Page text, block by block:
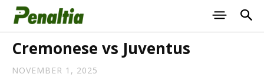
Cremonese vs Juventus
NOVEMBER 1, 2025